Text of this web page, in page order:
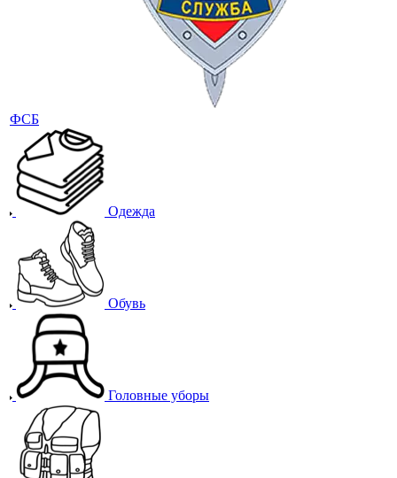
ФСБ
Одежда
Обувь
Головные уборы